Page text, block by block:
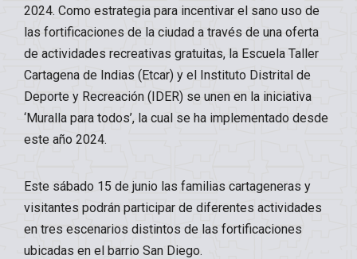
2024. Como estrategia para incentivar el sano uso de
las fortificaciones de la ciudad a través de una oferta
de actividades recreativas gratuitas, la Escuela Taller
Cartagena de Indias (Etcar) y el Instituto Distrital de
Deporte y Recreación (IDER) se unen en la iniciativa
‘Muralla para todos’, la cual se ha implementado desde
este año 2024.
Este sábado 15 de junio las familias cartageneras y
visitantes podrán participar de diferentes actividades
en tres escenarios distintos de las fortificaciones
ubicadas en el barrio San Diego.